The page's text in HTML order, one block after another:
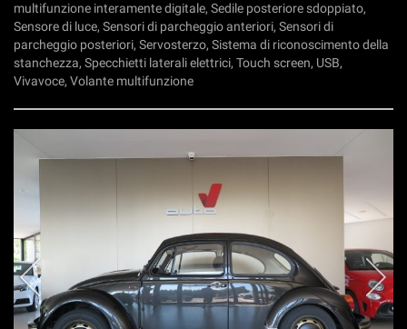
multifunzione interamente digitale, Sedile posteriore sdoppiato,
Sensore di luce, Sensori di parcheggio anteriori, Sensori di
parcheggio posteriori, Servosterzo, Sistema di riconoscimento della
stanchezza, Specchietti laterali elettrici, Touch screen, USB,
Vivavoce, Volante multifunzione